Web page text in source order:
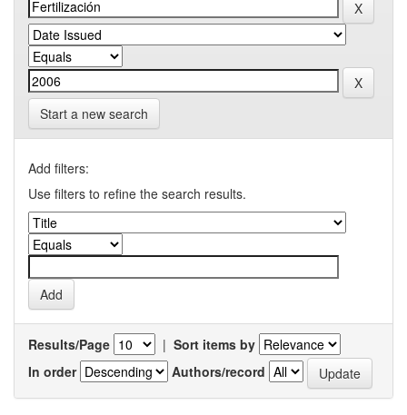
Start a new search
Add filters:
Use filters to refine the search results.
Results/Page | Sort items by
In order
Authors/record